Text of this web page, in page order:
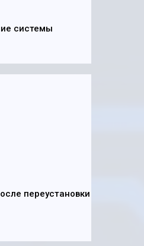
системы
переустановки